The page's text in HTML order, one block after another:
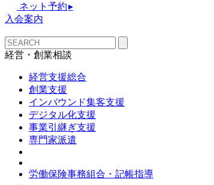
ネット予約▸
入会案内
経営・創業相談
経営支援総合
創業支援
インバウンド集客支援
デジタル化支援
事業引継ぎ支援
専門家派遣
労働保険事務組合・記帳指導